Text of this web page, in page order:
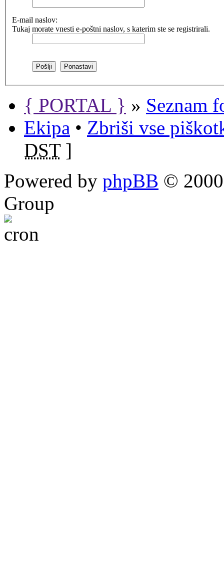
E-mail naslov:
Tukaj morate vnesti e-poštni naslov, s katerim ste se registrirali.
{ PORTAL } » Seznam
Ekipa • Zbriši vse
DST]
Powered by phpBB ©
Group